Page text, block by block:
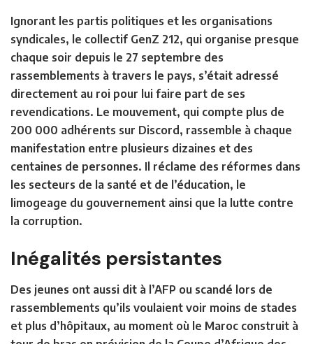
Ignorant les partis politiques et les organisations
syndicales, le collectif GenZ 212, qui organise presque
chaque soir depuis le 27 septembre des
rassemblements à travers le pays, s’était adressé
directement au roi pour lui faire part de ses
revendications. Le mouvement, qui compte plus de
200 000 adhérents sur Discord, rassemble à chaque
manifestation entre plusieurs dizaines et des
centaines de personnes. Il réclame des réformes dans
les secteurs de la santé et de l’éducation, le
limogeage du gouvernement ainsi que la lutte contre
la corruption.
Inégalités persistantes
Des jeunes ont aussi dit à l’AFP ou scandé lors de
rassemblements qu’ils voulaient voir moins de stades
et plus d’hôpitaux, au moment où le Maroc construit à